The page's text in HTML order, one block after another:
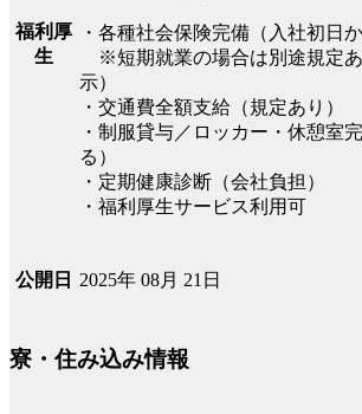
福利厚
生
・各種社会保険完備（入社初日
※短期就業の場合は別途規定
示）
・交通費全額支給（規定あり）
・制服貸与／ロッカー・休憩室
る）
・定期健康診断（会社負担）
・福利厚生サービス利用可
公開日 2025年 08月 21日
寮・住み込み情報